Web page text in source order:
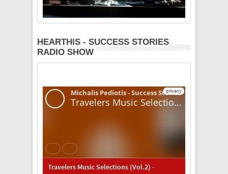
HEARTHIS - SUCCESS STORIES
RADIO SHOW